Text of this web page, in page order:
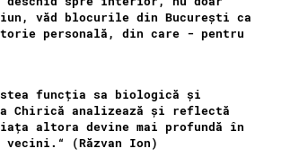
văd blocurile din București ca
personală, din care - pentru
funcția sa biologică și
Chirică analizează și reflectă
altora devine mai profundă în
vecini.“ (Răzvan Ion)